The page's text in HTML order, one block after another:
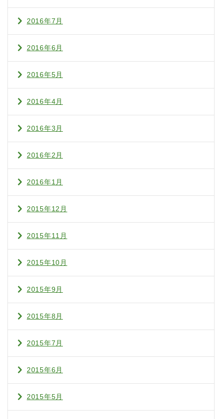
2016年7月
2016年6月
2016年5月
2016年4月
2016年3月
2016年2月
2016年1月
2015年12月
2015年11月
2015年10月
2015年9月
2015年8月
2015年7月
2015年6月
2015年5月